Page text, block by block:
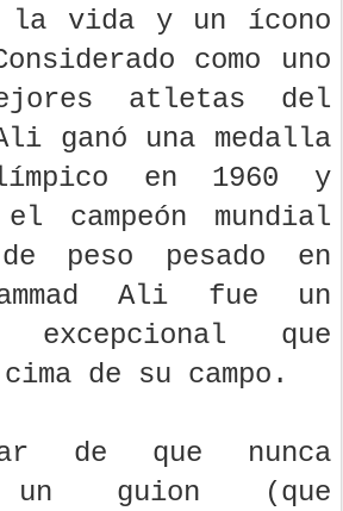
la vida y un ícono
como uno
atletas del
ganó una medalla
en 1960 y
campeón mundial
peso pesado en
Ali fue un
excepcional que
de su campo.
de que nunca
un guion (que